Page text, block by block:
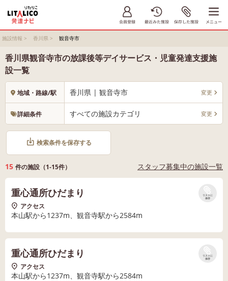
施設情報 > 香川県 > 観音寺市
香川県観音寺市の放課後等デイサービス・児童発達支援施
設一覧
地域・路線/駅 香川県 | 観音寺市 変更
詳細条件 すべての施設カテゴリ 変更
検索条件を保存する
15 件の施設（1-15件） スタッフ募集中の施設一覧
リストに
保存
重心通所ひだまり
アクセス
本山駅から1237m、観音寺駅から2584m
リストに
保存
重心通所ひだまり
アクセス
本山駅から1237m、観音寺駅から2584m